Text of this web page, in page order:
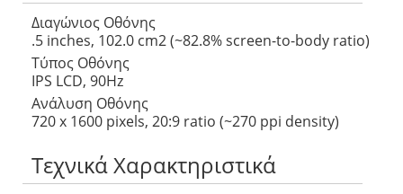
Διαγώνιος Οθόνης
.5 inches, 102.0 cm2 (~82.8% screen-to-body ratio)
Τύπος Οθόνης
IPS LCD, 90Hz
Ανάλυση Οθόνης
720 x 1600 pixels, 20:9 ratio (~270 ppi density)
Τεχνικά Χαρακτηριστικά